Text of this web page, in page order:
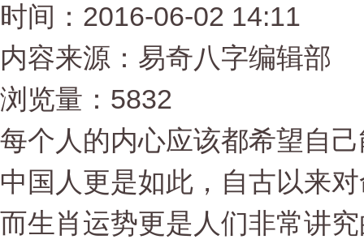
时间：2016-06-02 14:11
内容来源：易奇八字编辑部
浏览量：5832
每个人的内心应该都希望自
中国人更是如此，自古以来
而生肖运势更是人们非常讲